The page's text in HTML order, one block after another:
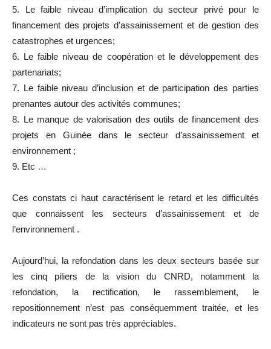
5. Le faible niveau d’implication du secteur privé pour le
financement des projets d’assainissement et de gestion des
catastrophes et urgences;
6. Le faible niveau de coopération et le développement des
partenariats;
7. Le faible niveau d’inclusion et de participation des parties
prenantes autour des activités communes;
8. Le manque de valorisation des outils de financement des
projets en Guinée dans le secteur d’assainissement et
environnement ;
9. Etc …
Ces constats ci haut caractérisent le retard et les difficultés
que connaissent les secteurs d’assainissement et de
l’environnement .
Aujourd’hui, la refondation dans les deux secteurs basée sur
les cinq piliers de la vision du CNRD, notamment la
refondation, la rectification, le rassemblement, le
repositionnement n’est pas conséquemment traitée, et les
indicateurs ne sont pas très appréciables.